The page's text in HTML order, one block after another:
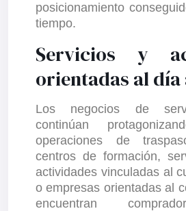
posicionamiento
tiempo.
Servicios y
orientadas al día
Los negocios de
continúan
operaciones de
centros de formación,
actividades vinculadas al
o empresas orientadas al
encuentran